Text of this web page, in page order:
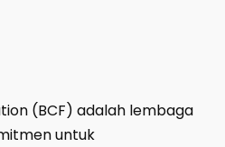
(BCF) adalah lembaga
untuk